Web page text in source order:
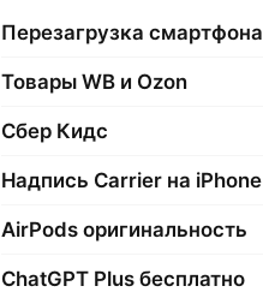
Перезагрузка смартфона
Товары WB и Ozon
Сбер Кидс
Надпись Carrier на iPhone
AirPods оригинальность
ChatGPT Plus бесплатно